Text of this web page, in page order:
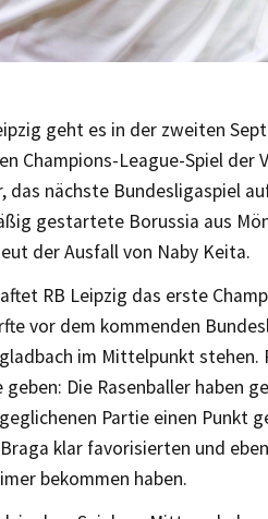
geht es in der zweiten
Champions-League-Spiel der
das nächste Bundesligaspiel
gestartete Borussia aus
der Ausfall von Naby Keita.
RB Leipzig das erste
vor dem kommenden
im Mittelpunkt
geben: Die Rasenballer haben
Partie einen Punkt
klar favorisierten und
bekommen haben.